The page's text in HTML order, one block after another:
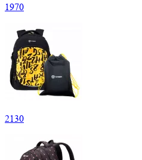
1970
2130